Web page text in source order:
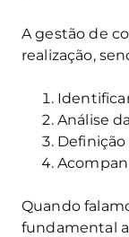
A gestão de
realização,
Análise
Quando
fundamental